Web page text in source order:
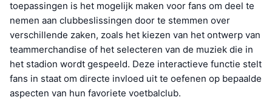
toepassingen is het mogelijk maken voor fans om deel te
nemen aan clubbeslissingen door te stemmen over
verschillende zaken, zoals het kiezen van het ontwerp van
teammerchandise of het selecteren van de muziek die in
het stadion wordt gespeeld. Deze interactieve functie stelt
fans in staat om directe invloed uit te oefenen op bepaalde
aspecten van hun favoriete voetbalclub.